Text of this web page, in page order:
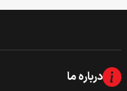
درباره ما